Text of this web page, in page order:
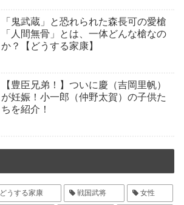
「鬼武蔵」と恐れられた森長可の愛槍
「人間無骨」とは、一体どんな槍なの
か？【どうする家康】
【豊臣兄弟！】ついに慶（吉岡里帆）
が妊娠！小一郎（仲野太賀）の子供た
ちを紹介！
どうする家康 戦国武将 女性